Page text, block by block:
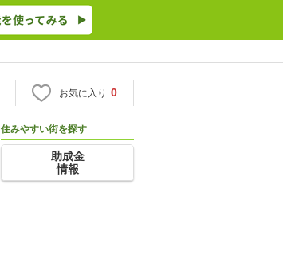
お気に入り 0
住みやすい街を探す
助成金
情報